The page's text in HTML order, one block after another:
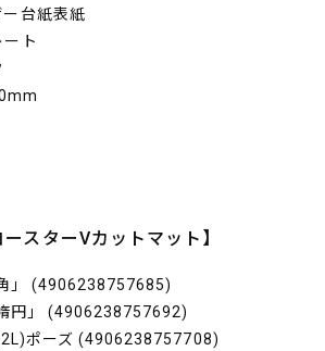
ー台紙表紙
ート
ースターVカットマット】
」 (4906238757685)
円」 (4906238757692)
ポーズ (4906238757708)